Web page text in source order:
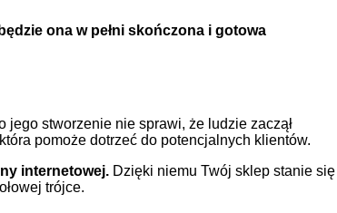
ona w pełni skończona i gotowa
jego stworzenie nie sprawi, że ludzie zaczął
pomoże dotrzeć do potencjalnych klientów.
internetowej. Dzięki niemu Twój sklep stanie się
trójce.